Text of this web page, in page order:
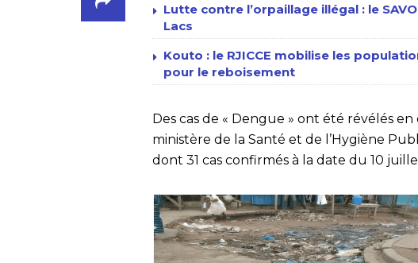
Lutte contre l’orpaillage illégal : le
Lacs
Kouto : le RJICCE mobilise les
pour le reboisement
Des cas de « Dengue » ont été révélés
ministère de la Santé et de l’Hygiène
dont 31 cas confirmés à la date du 10